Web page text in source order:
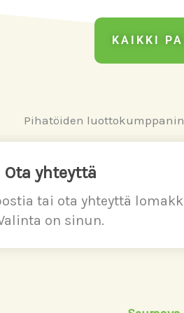
KAIKKI
Pihatöiden
Ota yhteyttä
tai ota yhteyttä
on sinun.